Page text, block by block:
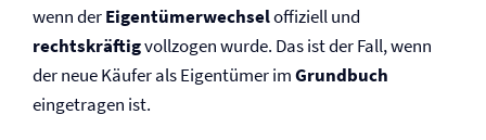
wenn derEigentümerwechseloffiziell und
rechtskräftigvollzogen wurde. Das ist der Fall, wenn
der neue Käufer als Eigentümer imGrundbuch
eingetragen ist.